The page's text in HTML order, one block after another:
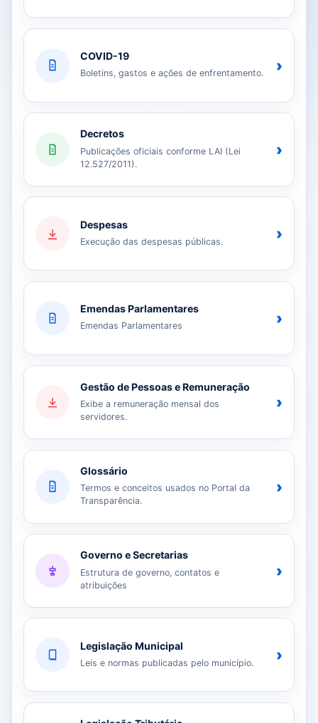
COVID-19
Boletins, gastos e ações de enfrentamento. ›
Decretos
Publicações oficiais conforme LAI (Lei
12.527/2011).
›
Despesas
Execução das despesas públicas. ›
Emendas Parlamentares
Emendas Parlamentares ›
Gestão de Pessoas e Remuneração
Exibe a remuneração mensal dos
servidores.
›
Glossário
Termos e conceitos usados no Portal da
Transparência.
›
Governo e Secretarias
Estrutura de governo, contatos e
atribuições
›
Legislação Municipal
Leis e normas publicadas pelo município. ›